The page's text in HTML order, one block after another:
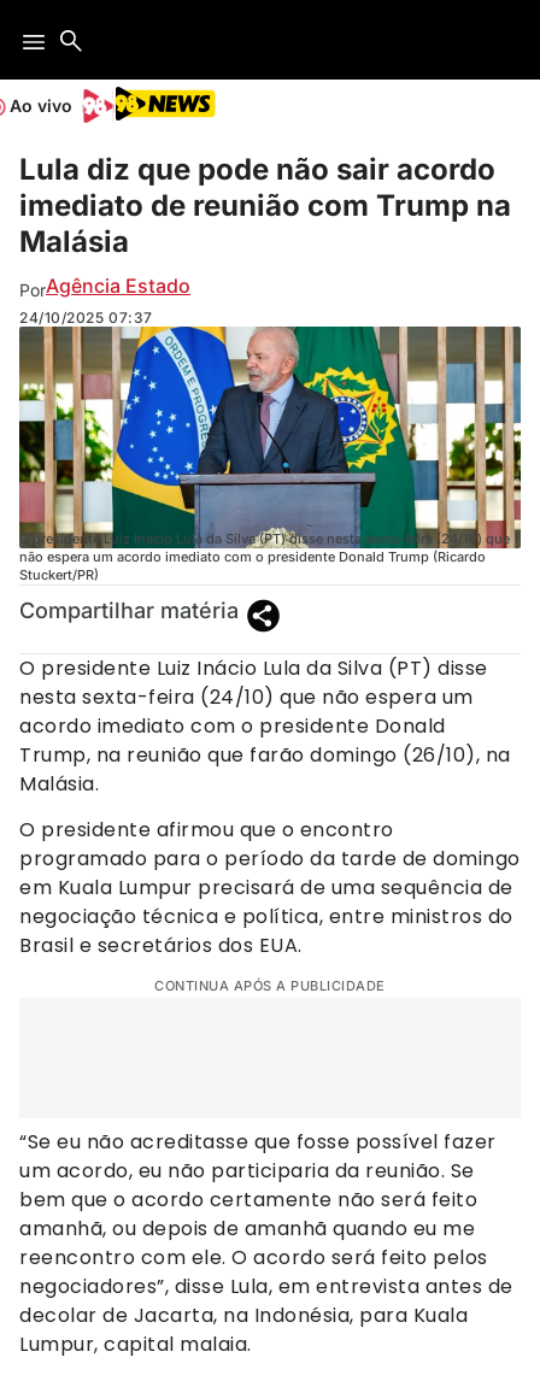
Ao vivo
Lula diz que pode não sair acordo
imediato de reunião com Trump na
Malásia
PorAgência Estado
24/10/2025 07:37
O presidente Luiz Inácio Lula da Silva (PT) disse nesta sexta-feira (24/10) que
não espera um acordo imediato com o presidente Donald Trump (Ricardo
Stuckert/PR)
Compartilhar matéria
O presidente Luiz Inácio Lula da Silva (PT) disse
nesta sexta-feira (24/10) que não espera um
acordo imediato com o presidente Donald
Trump, na reunião que farão domingo (26/10), na
Malásia.
O presidente afirmou que o encontro
programado para o período da tarde de domingo
em Kuala Lumpur precisará de uma sequência de
negociação técnica e política, entre ministros do
Brasil e secretários dos EUA.
CONTINUA APÓS A PUBLICIDADE
“Se eu não acreditasse que fosse possível fazer
um acordo, eu não participaria da reunião. Se
bem que o acordo certamente não será feito
amanhã, ou depois de amanhã quando eu me
reencontro com ele. O acordo será feito pelos
negociadores”, disse Lula, em entrevista antes de
decolar de Jacarta, na Indonésia, para Kuala
Lumpur, capital malaia.